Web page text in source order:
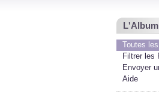
Toutes
Filtrer les
Envoyer
Aide